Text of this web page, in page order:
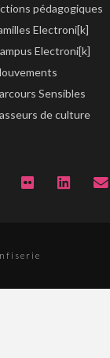
pédagogiques
Electroni[k]
Electroni[k]
Sensibles
de culture